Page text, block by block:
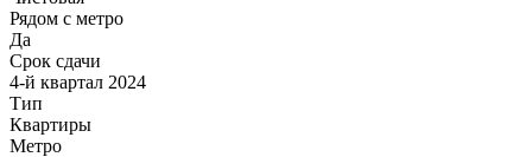
Рядом с метро
Да
Срок сдачи
4-й квартал 2024
Тип
Квартиры
Метро